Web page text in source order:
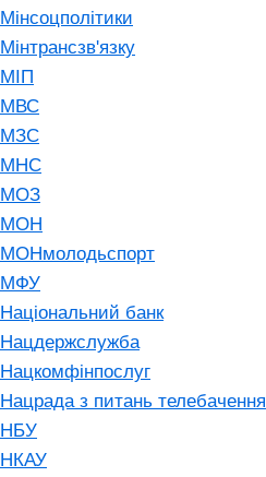
Мінсоцполітики
Мінтрансзв'язку
МІП
МВС
МЗС
МНС
МОЗ
МОН
МОНмолодьспорт
МФУ
Національний банк
Нацдержслужба
Нацкомфінпослуг
Нацрада з питань телебачення
НБУ
НКАУ